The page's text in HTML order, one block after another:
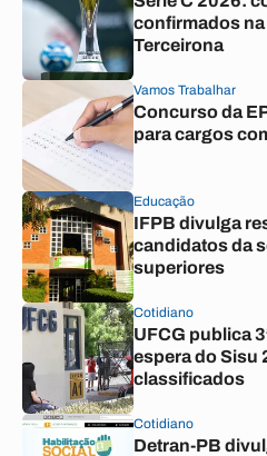
confirmados
Terceirona
Vamos Trabalhar
Concurso da
para cargos
Educação
IFPB divulga
candidatos da
superiores
Cotidiano
UFCG publica
espera do Sisu
classificados
Cotidiano
Detran-PB